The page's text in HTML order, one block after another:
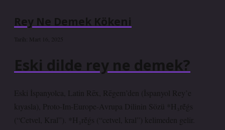
Rey Ne Demek Kökeni
Tarih: Mart 16, 2025
Eski dilde rey ne demek?
Eski İspanyolca, Latin Rēx, Rēgem’den (İspanyol Rey’e
kıyasla), Proto-Im-Europe-Avrupa Dilinin Sözü *H₃rḗǵs
(“Cetvel, Kral”). *H₃rḗǵs (“cetvel, kral”) kelimeden gelir.